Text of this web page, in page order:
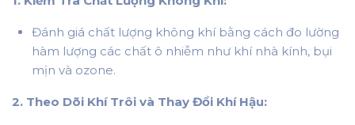
Đánh giá chất lượng không khí bằng cách đo lường
hàm lượng các chất ô nhiễm như khí nhà kính, bụi
mịn và ozone.
2. Theo Dõi Khí Trôi và Thay Đổi Khí Hậu: